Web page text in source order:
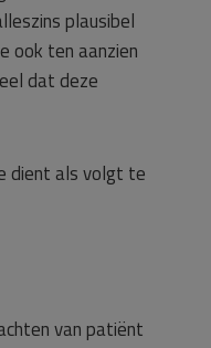
plausibel
ook ten aanzien
dat deze
dient als volgt te
van patiënt